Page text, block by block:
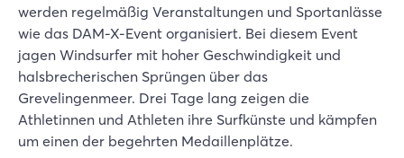
werden regelmäßig Veranstaltungen und Sportanlässe
wie das DAM-X-Event organisiert. Bei diesem Event
jagen Windsurfer mit hoher Geschwindigkeit und
halsbrecherischen Sprüngen über das
Grevelingenmeer. Drei Tage lang zeigen die
Athletinnen und Athleten ihre Surfkünste und kämpfen
um einen der begehrten Medaillenplätze.